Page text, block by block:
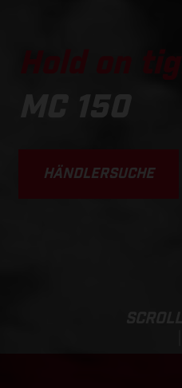
Hold on
MC 150
HÄNDLERSUCHE